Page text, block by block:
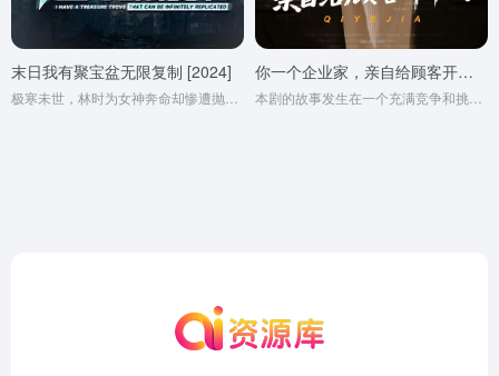
末日我有聚宝盆无限复制 [2024] 你一个企业家，亲自给顾客开车门（100集）皮德胜&宋晓&丁磊